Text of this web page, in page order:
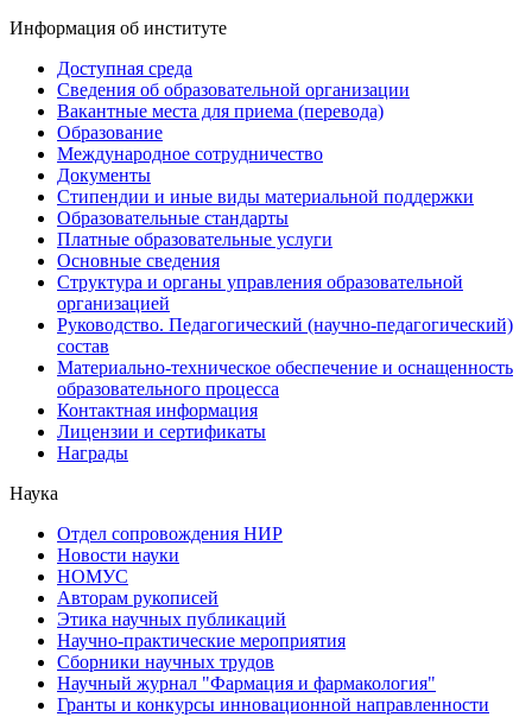
Информация об институте
Доступная среда
Сведения об образовательной организации
Вакантные места для приема (перевода)
Образование
Международное сотрудничество
Документы
Стипендии и иные виды материальной поддержки
Образовательные стандарты
Платные образовательные услуги
Основные сведения
Структура и органы управления образовательной
организацией
Руководство. Педагогический (научно-педагогический)
состав
Материально-техническое обеспечение и оснащенность
образовательного процесса
Контактная информация
Лицензии и сертификаты
Награды
Наука
Отдел сопровождения НИР
Новости науки
НОМУС
Авторам рукописей
Этика научных публикаций
Научно-практические мероприятия
Сборники научных трудов
Научный журнал "Фармация и фармакология"
Гранты и конкурсы инновационной направленности